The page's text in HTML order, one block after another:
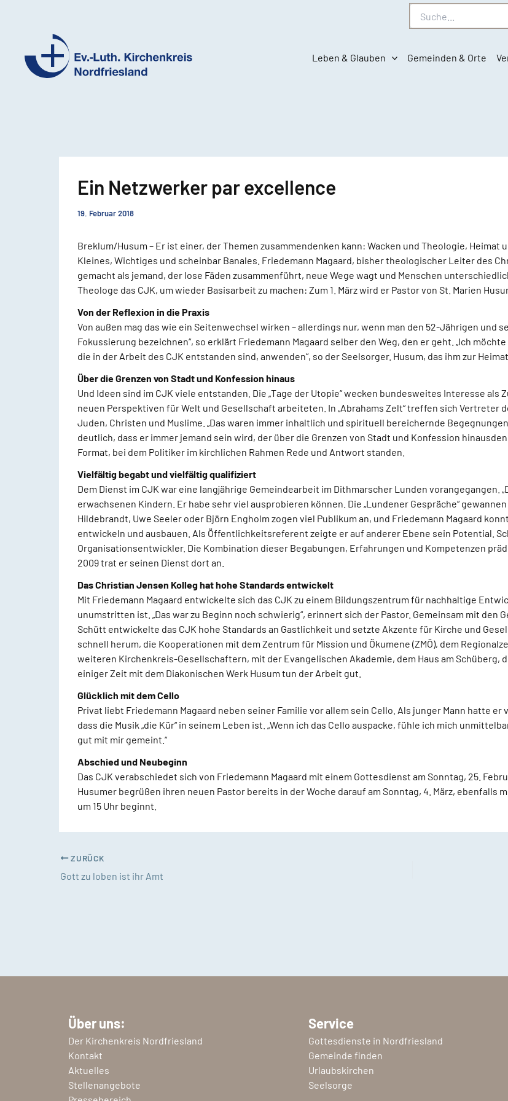
Suche
Ev.-
Leben & Glauben Gemeinden & Orte
Ein Netzwerker par excellence
19. Februar 2018
Breklum/Husum – Er ist einer, der Themen zusammendenken kann: Wacken und Theologie,
Kleines, Wichtiges und scheinbar Banales. Friedemann Magaard, bisher theologischer Leiter des
gemacht als jemand, der lose Fäden zusammenführt, neue Wege wagt und Menschen
Theologe das CJK, um wieder Basisarbeit zu machen: Zum 1. März wird er Pastor von St. Marien
Von der Reflexion in die Praxis
Von außen mag das wie ein Seitenwechsel wirken – allerdings nur, wenn man den 52-Jährigen und
Fokussierung bezeichnen“, so erklärt Friedemann Magaard selber den Weg, den er geht. „Ich
die in der Arbeit des CJK entstanden sind, anwenden“, so der Seelsorger. Husum, das ihm zur
Über die Grenzen von Stadt und Konfession hinaus
Und Ideen sind im CJK viele entstanden. Die „Tage der Utopie“ wecken bundesweites Interesse
neuen Perspektiven für Welt und Gesellschaft arbeiteten. In „Abrahams Zelt“ treffen sich Vertreter
Juden, Christen und Muslime. „Das waren immer inhaltlich und spirituell bereichernde
deutlich, dass er immer jemand sein wird, der über die Grenzen von Stadt und Konfession
Format, bei dem Politiker im kirchlichen Rahmen Rede und Antwort standen.
Vielfältig begabt und vielfältig qualifiziert
Dem Dienst im CJK war eine langjährige Gemeindearbeit im Dithmarscher Lunden vorangegangen.
erwachsenen Kindern. Er habe sehr viel ausprobieren können. Die „Lundener Gespräche“
Hildebrandt, Uwe Seeler oder Björn Engholm zogen viel Publikum an, und Friedemann Magaard
entwickeln und ausbauen. Als Öffentlichkeitsreferent zeigte er auf anderer Ebene sein Potential.
Organisationsentwickler. Die Kombination dieser Begabungen, Erfahrungen und Kompetenzen
2009 trat er seinen Dienst dort an.
Das Christian Jensen Kolleg hat hohe Standards entwickelt
Mit Friedemann Magaard entwickelte sich das CJK zu einem Bildungszentrum für nachhaltige
unumstritten ist. „Das war zu Beginn noch schwierig“, erinnert sich der Pastor. Gemeinsam mit den
Schütt entwickelte das CJK hohe Standards an Gastlichkeit und setzte Akzente für Kirche und
schnell herum, die Kooperationen mit dem Zentrum für Mission und Ökumene (ZMÖ), dem
weiteren Kirchenkreis-Gesellschaftern, mit der Evangelischen Akademie, dem Haus am Schüberg,
einiger Zeit mit dem Diakonischen Werk Husum tun der Arbeit gut.
Glücklich mit dem Cello
Privat liebt Friedemann Magaard neben seiner Familie vor allem sein Cello. Als junger Mann hatte
dass die Musik „die Kür“ in seinem Leben ist. „Wenn ich das Cello auspacke, fühle ich mich
gut mit mir gemeint.“
Abschied und Neubeginn
Das CJK verabschiedet sich von Friedemann Magaard mit einem Gottesdienst am Sonntag, 25.
Husumer begrüßen ihren neuen Pastor bereits in der Woche darauf am Sonntag, 4. März, ebenfalls
um 15 Uhr beginnt.
ZURÜCK
Gott zu loben ist ihr Amt
Über uns:
Der Kirchenkreis Nordfriesland
Kontakt
Aktuelles
Stellenangebote
Service
Gottesdienste in Nordfriesland
Gemeinde finden
Urlaubskirchen
Seelsorge